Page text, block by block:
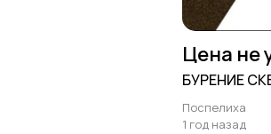
Цена не
БУРЕНИЕ
Поспелиха
1 год назад